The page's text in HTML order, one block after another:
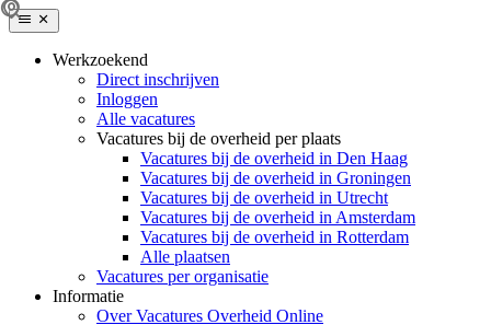
Werkzoekend
Direct inschrijven
Inloggen
Alle vacatures
Vacatures bij de overheid per plaats
Vacatures bij de overheid in Den Haag
Vacatures bij de overheid in Groningen
Vacatures bij de overheid in Utrecht
Vacatures bij de overheid in Amsterdam
Vacatures bij de overheid in Rotterdam
Alle plaatsen
Vacatures per organisatie
Informatie
Over Vacatures Overheid Online